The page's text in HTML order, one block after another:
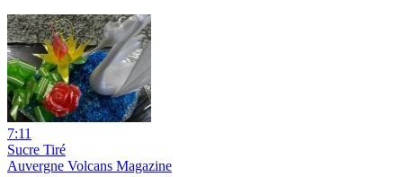
7:11
Sucre Tiré
Auvergne Volcans Magazine